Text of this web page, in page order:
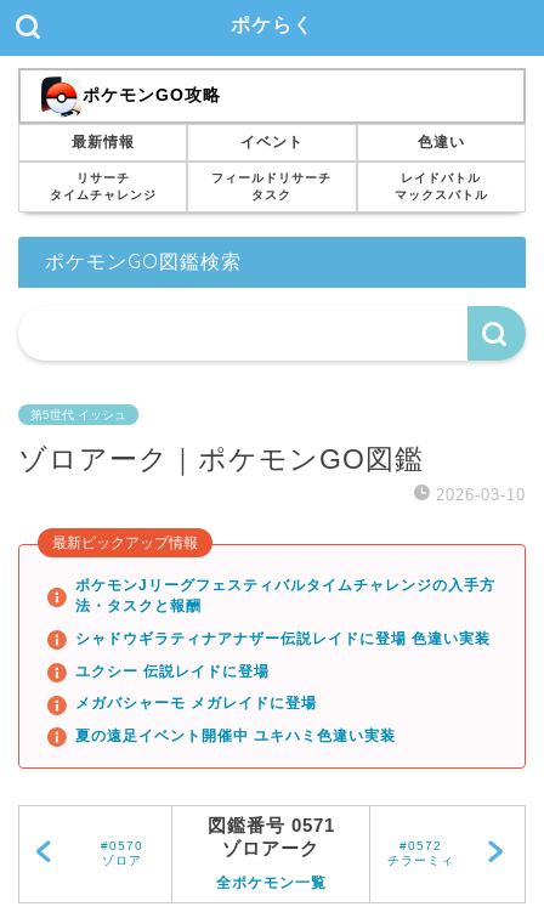
ポケらく
ポケモンGO攻略
最新情報 イベント 色違い
リサーチ
タイムチャレンジ
フィールドリサーチ
タスク
レイドバトル
マックスバトル
ポケモンGO図鑑検索
第5世代 イッシュ
ゾロアーク｜ポケモンGO図鑑
2026-03-10
最新ピックアップ情報
ポケモンJリーグフェスティバルタイムチャレンジの入手方
法・タスクと報酬
シャドウギラティナアナザー伝説レイドに登場 色違い実装
ユクシー 伝説レイドに登場
メガバシャーモ メガレイドに登場
夏の遠足イベント開催中 ユキハミ色違い実装
#0570
ゾロア
図鑑番号 0571
ゾロアーク
全ポケモン一覧
#0572
チラーミィ